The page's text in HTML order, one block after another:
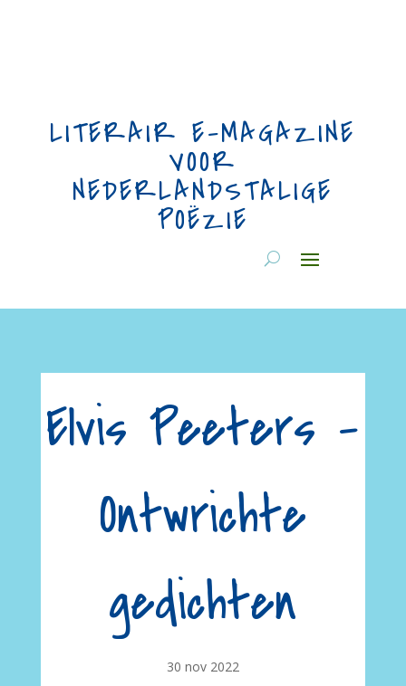
LITERAIR E-MAGAZINE
VOOR
NEDERLANDSTALIGE
POËZIE
Elvis Peeters –
Ontwrichte
gedichten
30 nov 2022